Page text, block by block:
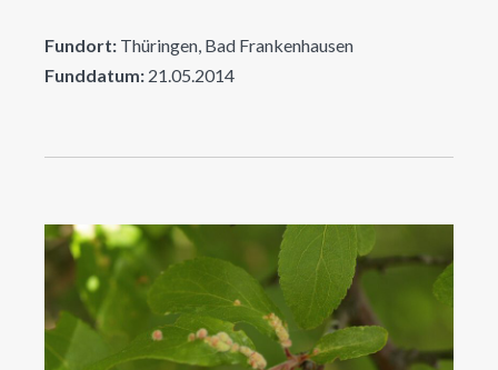
Fundort: Thüringen, Bad Frankenhausen
Funddatum: 21.05.2014